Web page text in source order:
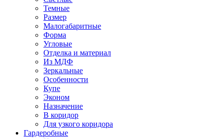
Темные
Размер
Малогабаритные
Форма
Угловые
Отделка и материал
Из МДФ
Зеркальные
Особенности
Купе
Эконом
Назначение
В коридор
Для узкого коридора
Гардеробные